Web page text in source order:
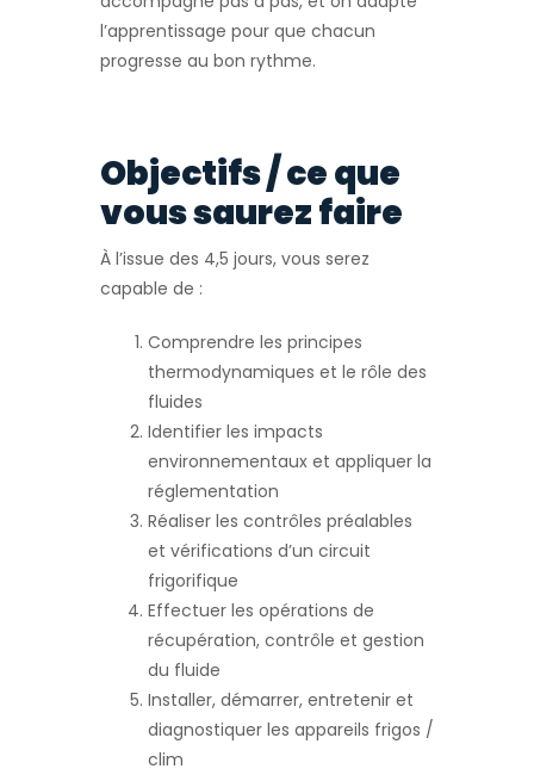
l’apprentissage pour que chacun
progresse au bon rythme.
Objectifs / ce que
vous saurez faire
À l’issue des 4,5 jours, vous serez
capable de :
Comprendre les principes
thermodynamiques et le rôle des
fluides
Identifier les impacts
environnementaux et appliquer la
réglementation
Réaliser les contrôles préalables
et vérifications d’un circuit
frigorifique
Effectuer les opérations de
récupération, contrôle et gestion
du fluide
Installer, démarrer, entretenir et
diagnostiquer les appareils frigos /
clim